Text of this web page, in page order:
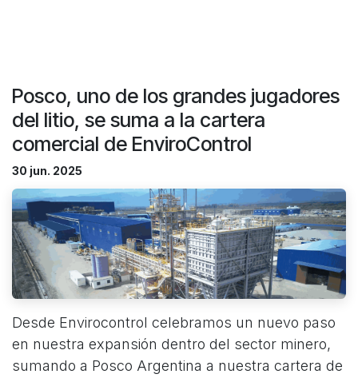
Posco, uno de los grandes jugadores
del litio, se suma a la cartera
comercial de EnviroControl
30 jun. 2025
Desde Envirocontrol celebramos un nuevo paso
en nuestra expansión dentro del sector minero,
sumando a Posco Argentina a nuestra cartera de